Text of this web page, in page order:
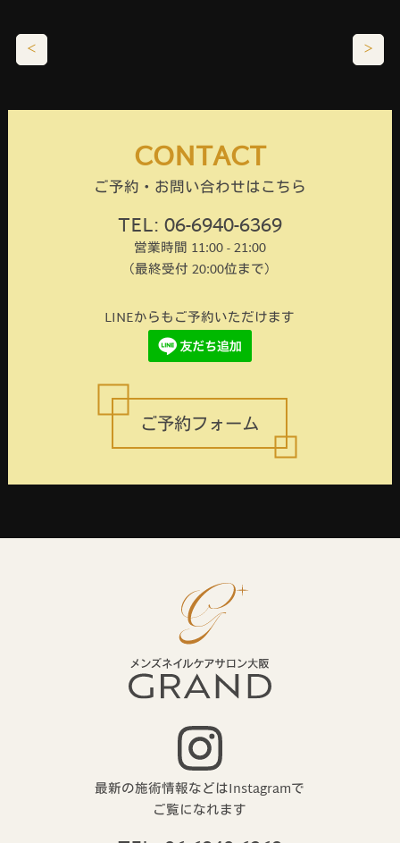
＜ ＞
CONTACT
ご予約・お問い合わせはこちら
TEL: 06-6940-6369
営業時間 11:00 - 21:00
（最終受付 20:00位まで）
LINEからもご予約いただけます
ご予約フォーム
最新の施術情報などはInstagramで
ご覧になれます